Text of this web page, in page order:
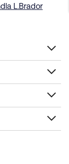
L.Brador